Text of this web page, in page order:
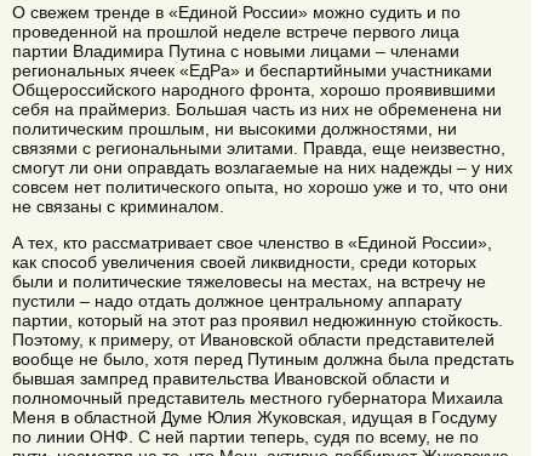
О свежем тренде в «Единой России» можно судить и по
проведенной на прошлой неделе встрече первого лица
партии Владимира Путина с новыми лицами – членами
региональных ячеек «ЕдРа» и беспартийными участниками
Общероссийского народного фронта, хорошо проявившими
себя на праймериз. Большая часть из них не обременена ни
политическим прошлым, ни высокими должностями, ни
связями с региональными элитами. Правда, еще неизвестно,
смогут ли они оправдать возлагаемые на них надежды – у них
совсем нет политического опыта, но хорошо уже и то, что они
не связаны с криминалом.
А тех, кто рассматривает свое членство в «Единой России»,
как способ увеличения своей ликвидности, среди которых
были и политические тяжеловесы на местах, на встречу не
пустили – надо отдать должное центральному аппарату
партии, который на этот раз проявил недюжинную стойкость.
Поэтому, к примеру, от Ивановской области представителей
вообще не было, хотя перед Путиным должна была предстать
бывшая зампред правительства Ивановской области и
полномочный представитель местного губернатора Михаила
Меня в областной Думе Юлия Жуковская, идущая в Госдуму
по линии ОНФ. С ней партии теперь, судя по всему, не по